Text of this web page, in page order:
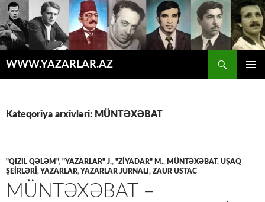
WWW.YAZARLAR.AZ
Kateqoriya arxivləri: MÜNTƏXƏBAT
"QIZIL QƏLƏM", "YAZARLAR" J., "ZİYADAR" M., MÜNTƏXƏBAT , UŞAQ
ŞEİRLƏRİ , YAZARLAR, YAZARLAR JURNALI , ZAUR USTAC
MÜNTƏXƏBAT –